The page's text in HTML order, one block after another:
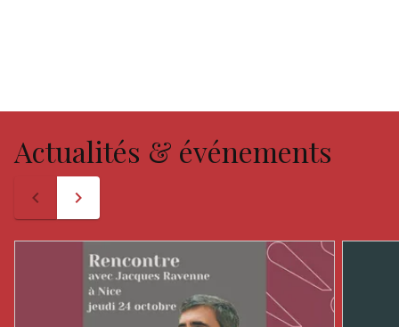
Actualités & événements
navigate_before navigate_next